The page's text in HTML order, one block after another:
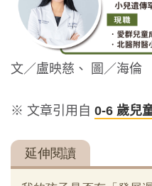
文／盧映慈、 圖／海倫
※ 文章引用自 0-6 歲兒